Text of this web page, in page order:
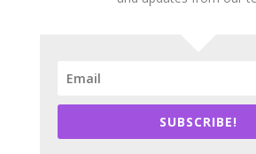
SUBSCRIBE!